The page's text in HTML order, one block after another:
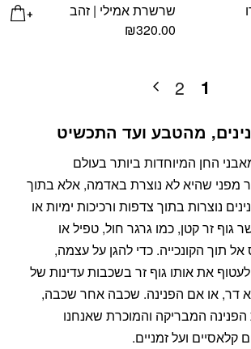
שרשרת אמילי | זהב
₪320.00
1
2
מהטבע ועד התכשיט
החן המיוחדות ביותר בעולם
מפני שהיא לא נוצרת באדמה, אלא בתוך
נוצרות בתוך צדפות ורכיכות ימיות או
גוף זר קטן, כמו גרגר חול, טפיל או
תוך הקונכייה. כדי להגן על עצמה,
את אותו גוף זר בשכבות עדינות של
דר, או אם הפנינה. שכבה אחר שכבה,
הפנינה המבריקה והמוכרת שאנחנו
קלאסיים ועל זמניים.